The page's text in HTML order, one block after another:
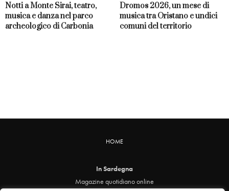
Notti a Monte Sirai, teatro,
musica e danza nel parco
archeologico di Carbonia
Dromos 2026, un mese di
musica tra Oristano e undici
comuni del territorio
HOME
In Sardegna
Magazine quotidiano online